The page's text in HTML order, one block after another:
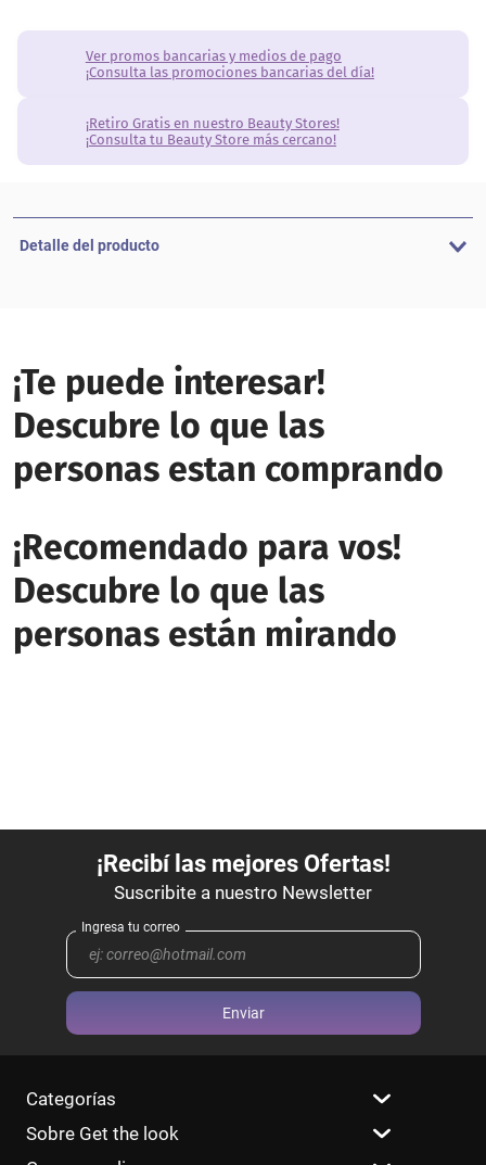
Ver promos bancarias y medios de pago
¡Consulta las promociones bancarias del día!
¡Retiro Gratis en nuestro Beauty Stores!
¡Consulta tu Beauty Store más cercano!
Detalle del producto
¡Te puede interesar!
Descubre lo que las
personas estan comprando
¡Recomendado para vos!
Descubre lo que las
personas están mirando
Enviar
Categorías
Sobre Get the look